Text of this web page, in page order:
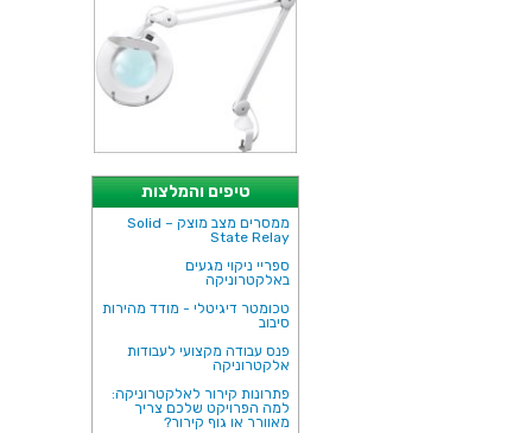
טיפים והמלצות
ממסרים מצב מוצק – Solid
State Relay
ספריי ניקוי מגעים
באלקטרוניקה
טכומטר דיגיטלי - מודד מהירות
סיבוב
פנס עבודה מקצועי לעבודות
אלקטרוניקה
פתרונות קירור לאלקטרוניקה:
למה הפרויקט שלכם צריך
מאוורר או גוף קירור?